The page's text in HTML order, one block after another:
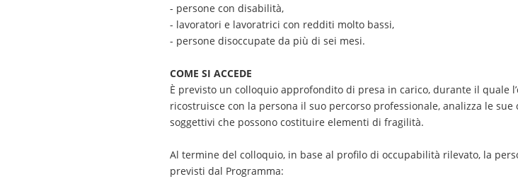
- persone con disabilità,
- lavoratori e lavoratrici con redditi molto bassi,
- persone disoccupate da più di sei mesi.
COME SI ACCEDE
È previsto un colloquio approfondito di presa in carico, durante il quale
ricostruisce con la persona il suo percorso professionale, analizza le
soggettivi che possono costituire elementi di fragilità.
Al termine del colloquio, in base al profilo di occupabilità rilevato, la
previsti dal Programma: